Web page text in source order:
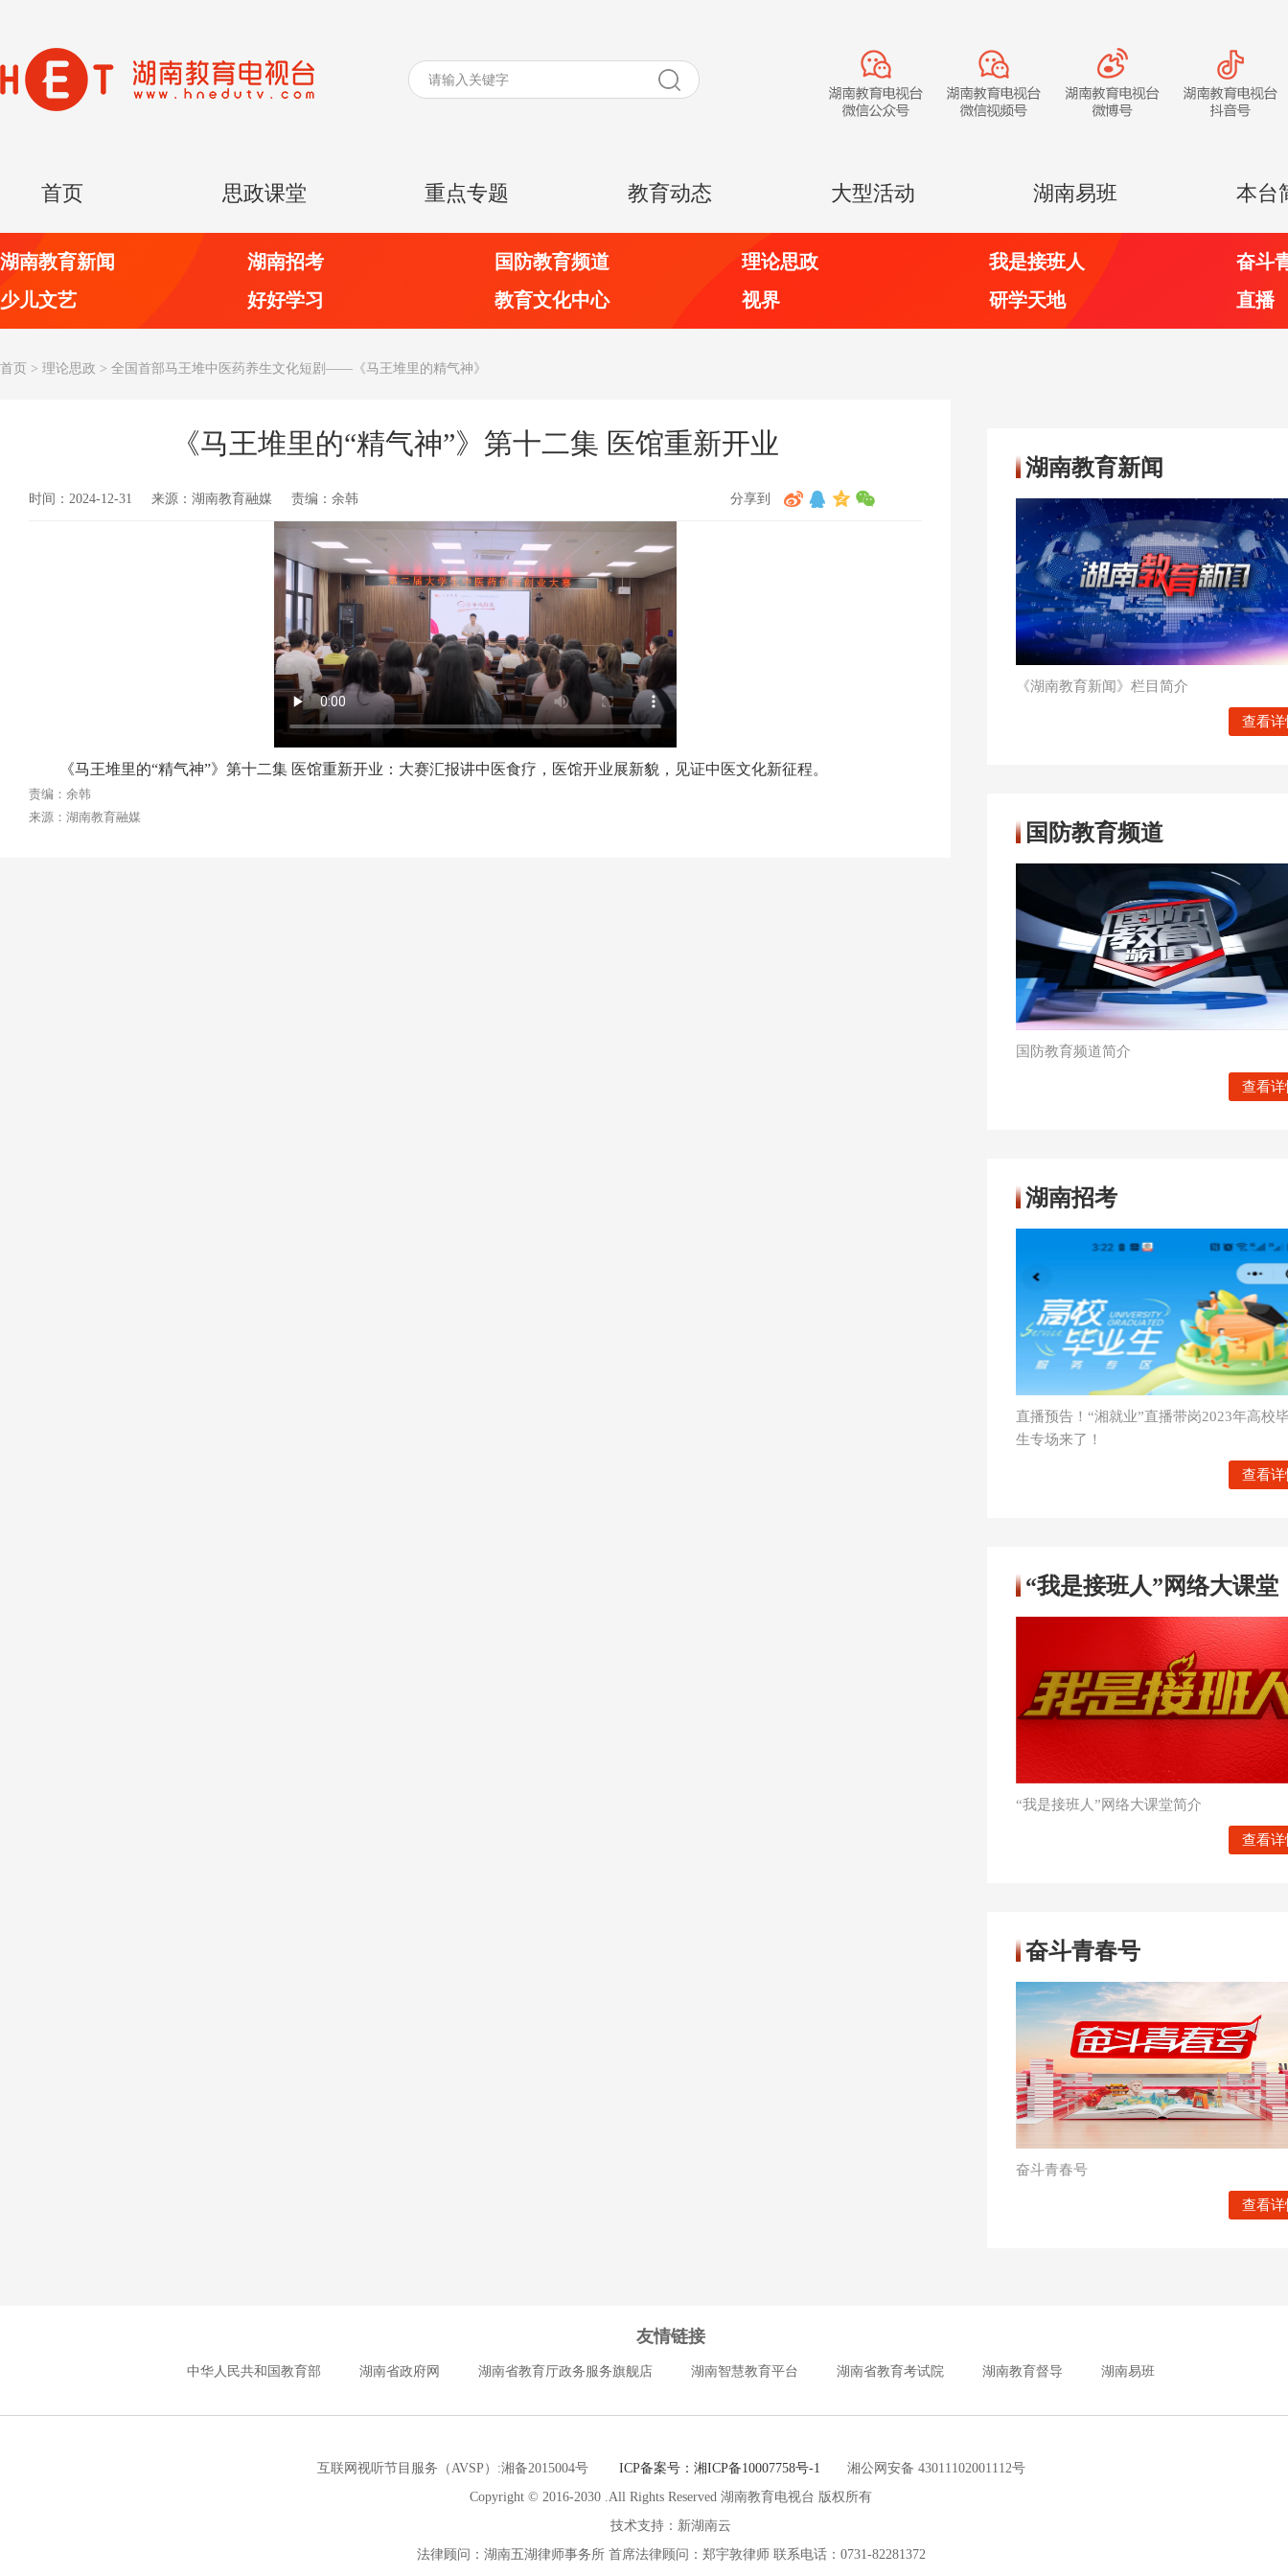
首页 思政课堂 重点专题 教育动态 大型活动 湖南易班 本台
湖南教育新闻 湖南招考 国防教育频道 理论思政 我是接班人
奋斗
少儿文艺
好好学习 教育文化中心 视界 研学天地 直播
首页 > 理论思政 > 全国首部马王堆中医药养生文化短剧——《马王堆里的精气神》
《马王堆里的“精气神”》第十二集 医馆重新开业
时间：2024-12-31 来源：湖南教育融媒 责编：余韩 分享到
《马王堆里的“精气神”》第十二集 医馆重新开业：大赛汇报讲中医食疗，医馆开业展新貌，见证中医文化新征程。
责编：余韩
来源：湖南教育融媒
湖南教育新闻
《湖南教育新闻》栏目简介
查看详
国防教育频道
国防教育频道简介
查看详
湖南招考
直播预告！“湘就业”直播带岗2023年高校
生专场来了！
查看详
“我是接班人”网络大课堂
“我是接班人”网络大课堂简介
查看详
奋斗青春号
奋斗青春号
查看详
友情链接
中华人民共和国教育部 湖南省政府网 湖南省教育厅政务服务旗舰店 湖南智慧教育平台 湖南省教育考试院 湖南教育督导 湖南易班
互联网视听节目服务（AVSP）:湘备2015004号 ICP备案号：湘ICP备10007758号-1 湘公网安备 43011102001112号
Copyright © 2016-2030 .All Rights Reserved 湖南教育电视台 版权所有
技术支持：新湖南云
法律顾问：湖南五湖律师事务所 首席法律顾问：郑宇敦律师 联系电话：0731-82281372